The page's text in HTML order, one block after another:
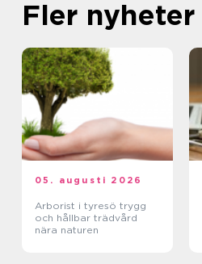
Fler nyheter
05. augusti 2026
Arborist i tyresö trygg
och hållbar trädvård
nära naturen